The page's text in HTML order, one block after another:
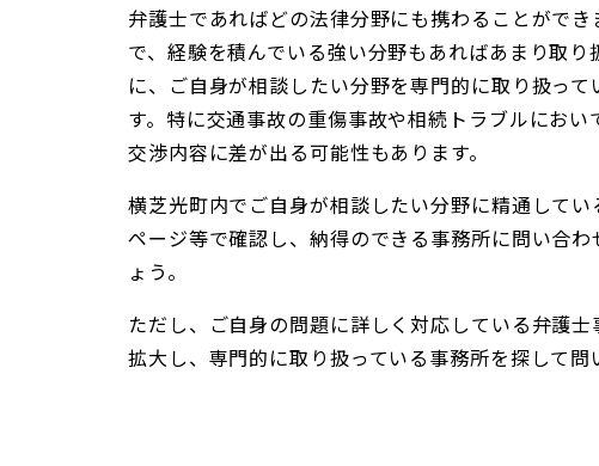
弁護士であればどの法律分野にも携わることがで
で、経験を積んでいる強い分野もあればあまり取
に、ご自身が相談したい分野を専門的に取り扱っ
す。特に交通事故の重傷事故や相続トラブルにお
交渉内容に差が出る可能性もあります。
横芝光町内でご自身が相談したい分野に精通して
ページ等で確認し、納得のできる事務所に問い合
ょう。
ただし、ご自身の問題に詳しく対応している弁護
拡大し、専門的に取り扱っている事務所を探して問